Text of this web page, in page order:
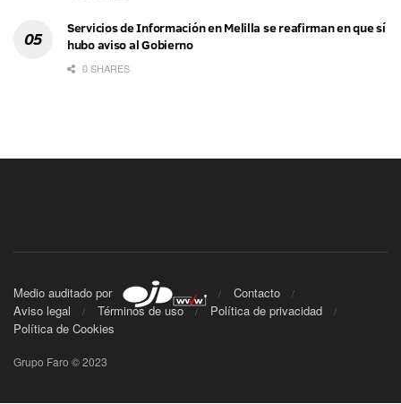
Servicios de Información en Melilla se reafirman en que sí
hubo aviso al Gobierno
0 SHARES
Medio auditado por
Contacto
Aviso legal
Términos de uso
Política de privacidad
Política de Cookies
Grupo Faro © 2023